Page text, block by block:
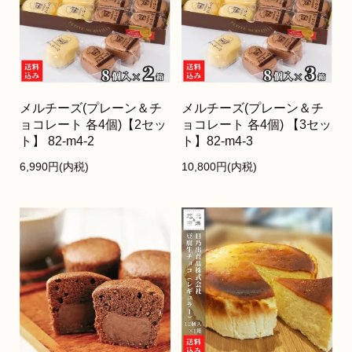
メルチーズ(プレーン＆チ
ョコレート 各4個)【2セッ
ト】 82-m4-2
6,990円(内税)
メルチーズ(プレーン＆チ
ョコレート 各4個) 【3セッ
ト】82-m4-3
10,800円(内税)